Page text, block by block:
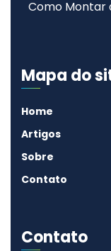
Como Montar
Mapa do
Home
Artigos
Sobre
Contato
Contato